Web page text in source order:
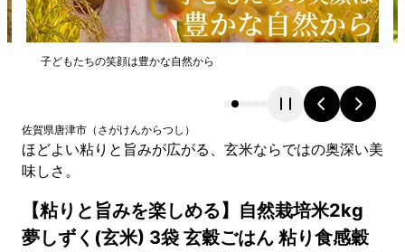
子どもたちの笑顔は豊かな自然から
佐賀県唐津市 （ さがけんからつし ）
ほどよい粘りと旨みが広がる、玄米ならではの奥深い美
味しさ。
【粘りと旨みを楽しめる】自然栽培米2kg
夢しずく(玄米) 3袋 玄穀ごはん 粘り食感穀